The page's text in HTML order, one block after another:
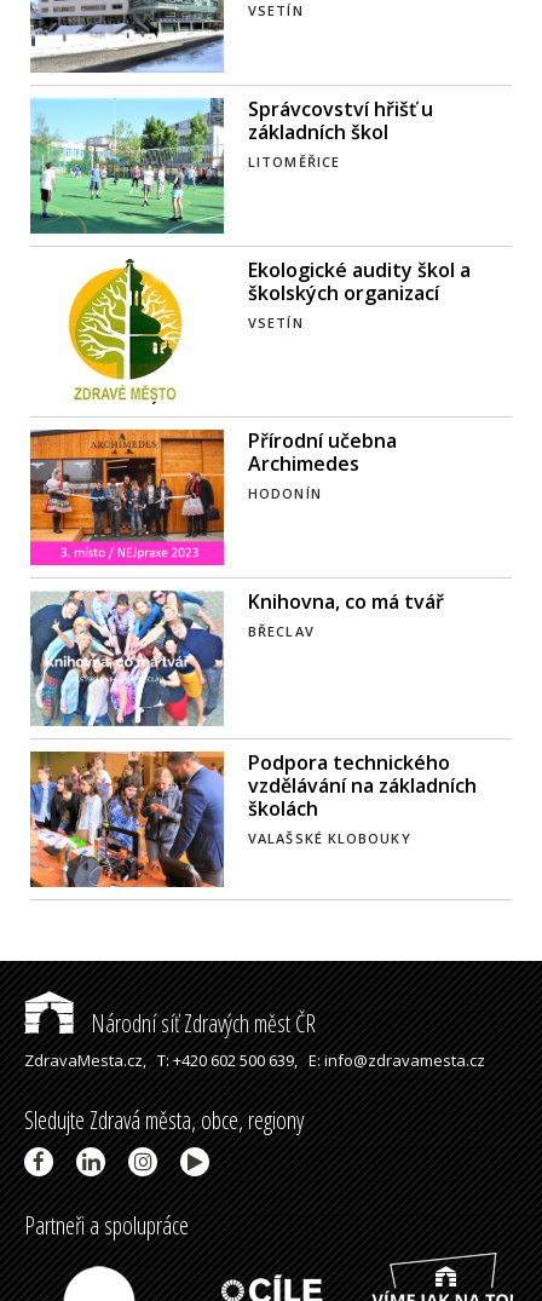
VSETÍN
Správcovství hřišť u
základních škol
LITOMĚŘICE
Ekologické audity škol a
školských organizací
VSETÍN
Přírodní učebna
Archimedes
HODONÍN
Knihovna, co má tvář
BŘECLAV
Podpora technického
vzdělávání na základních
školách
VALAŠSKÉ KLOBOUKY
Národní síť Zdravých měst ČR
ZdravaMesta.cz,T: +420 602 500 639,E: info@zdravamesta.cz
Sledujte Zdravá města, obce, regiony
Partneři a spolupráce